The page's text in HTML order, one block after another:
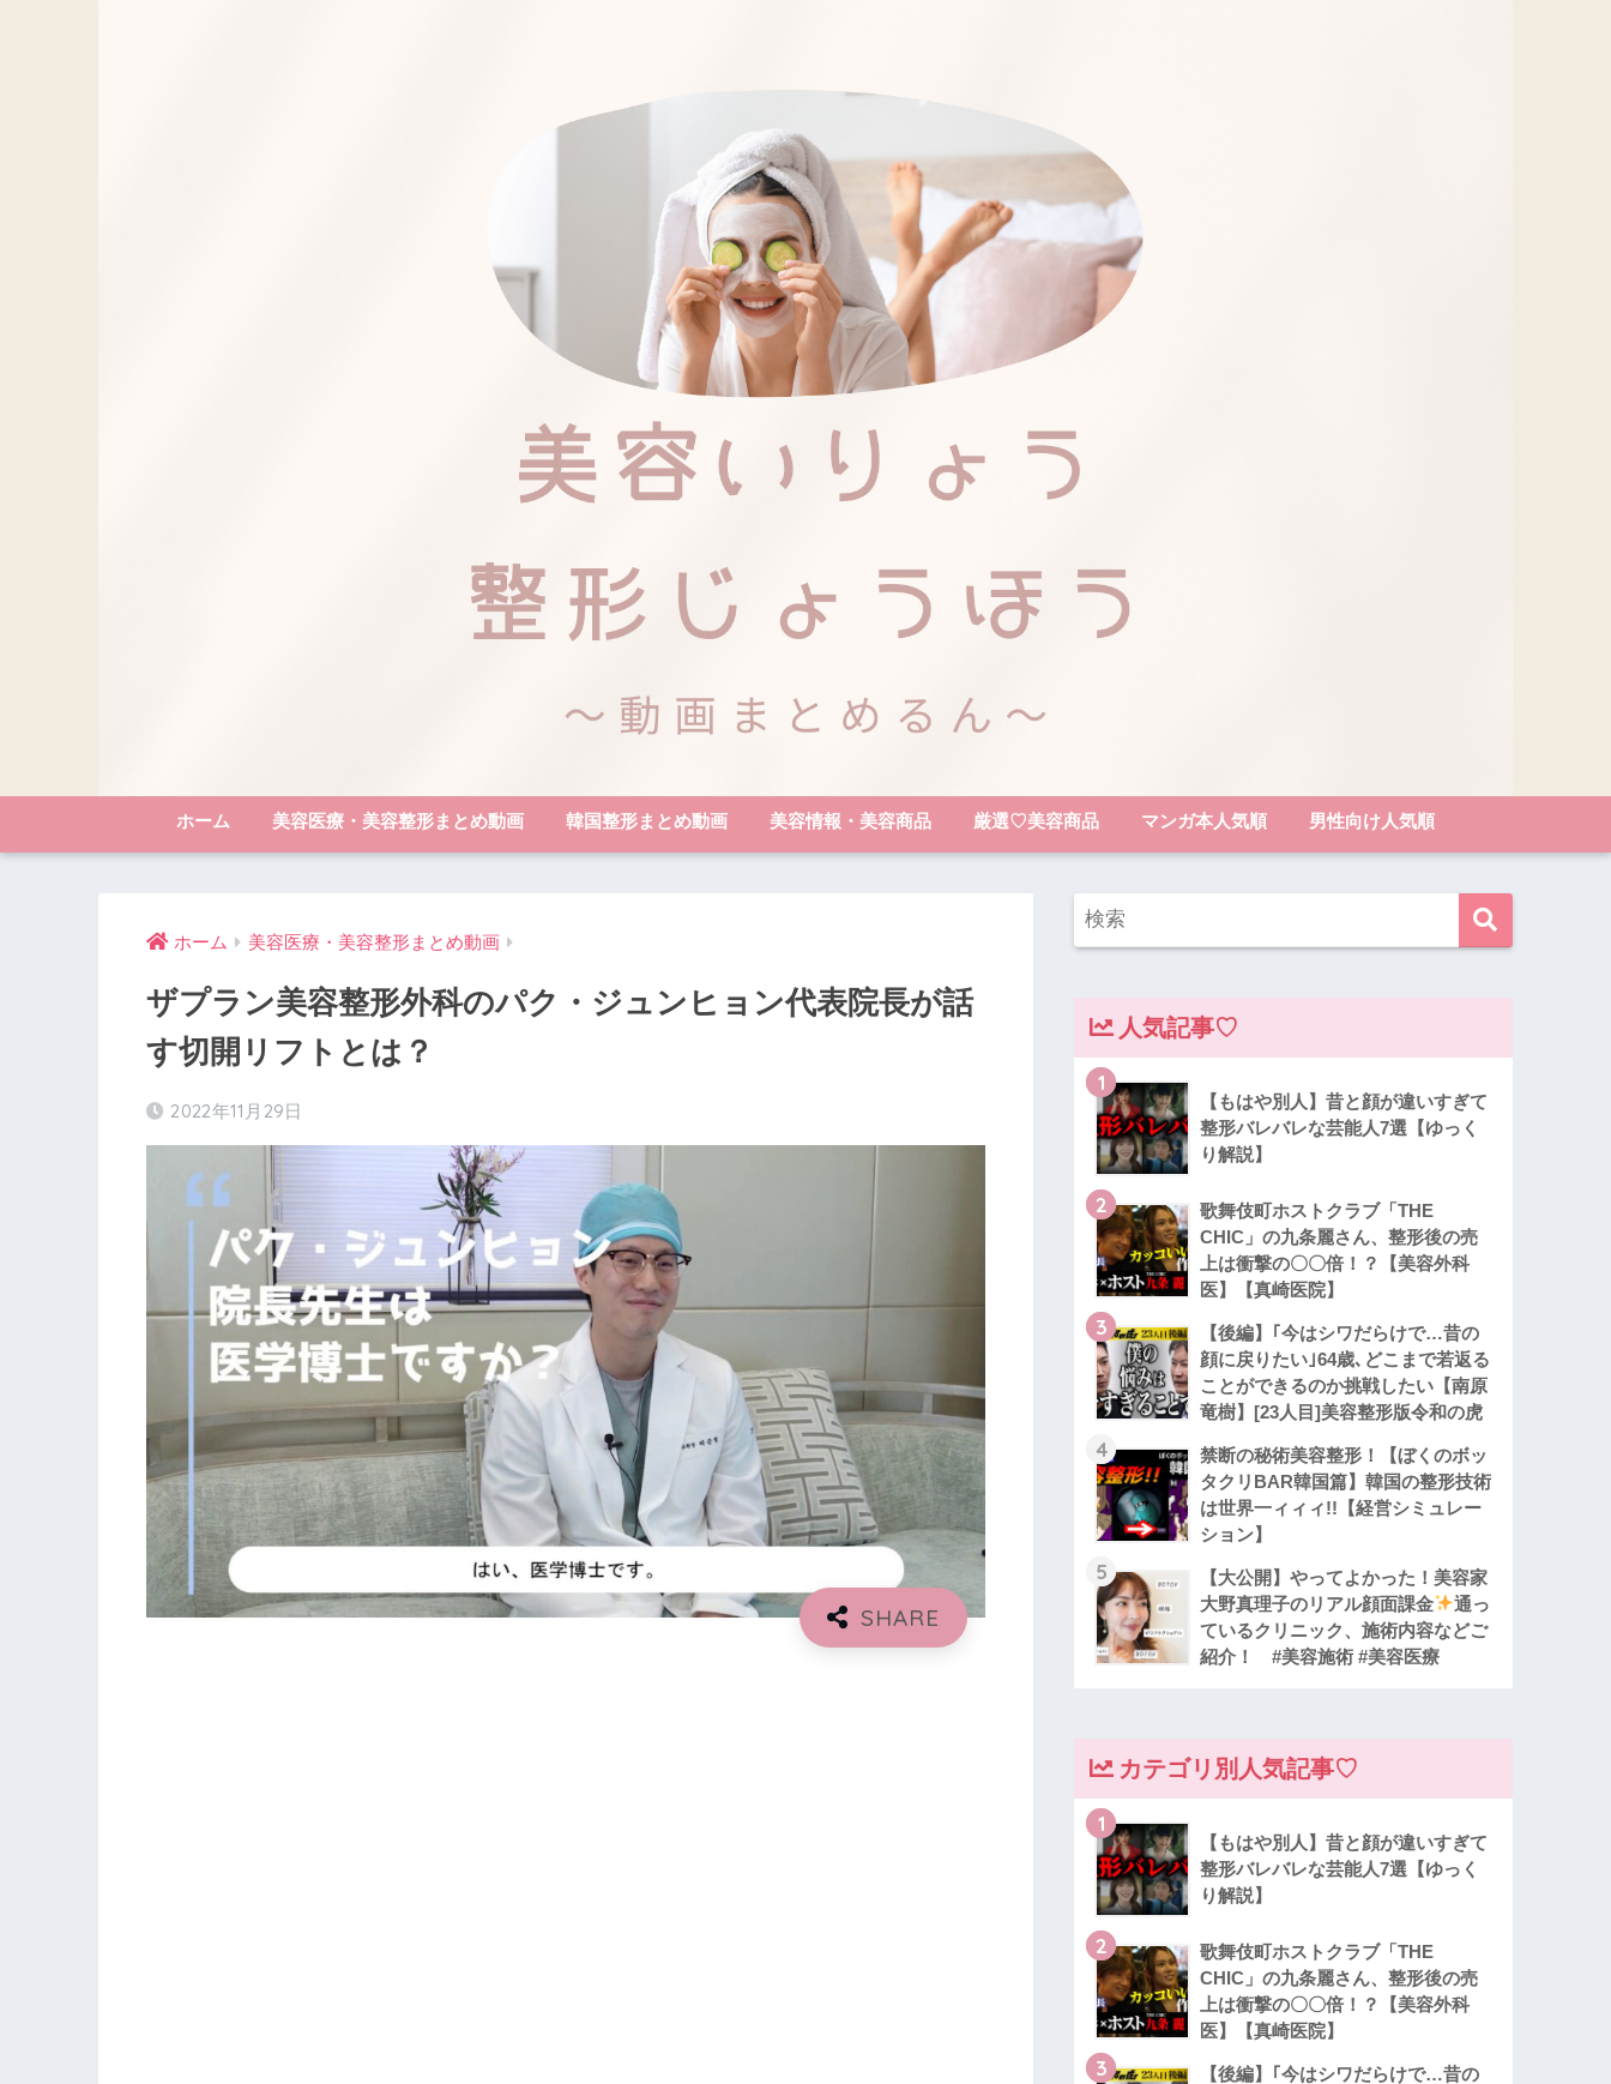
ホーム 美容医療・美容整形まとめ動画 韓国整形まとめ動画 美容情報・美容商品 厳選♡美容商品 マンガ本人気順 男性向け人気順
ホーム 美容医療・美容整形まとめ動画
ザプラン美容整形外科のパク・ジュンヒョン代表院長が話
す切開リフトとは？
2022年11月29日
人気記事♡
1
【もはや別人】昔と顔が違いすぎて
整形バレバレな芸能人7選【ゆっく
り解説】
2
歌舞伎町ホストクラブ「THE
CHIC」の九条麗さん、整形後の売
上は衝撃の〇〇倍！？【美容外科
医】【真崎医院】
3
【後編】｢今はシワだらけで…昔の
顔に戻りたい｣64歳､どこまで若返る
ことができるのか挑戦したい【南原
竜樹】[23人目]美容整形版令和の虎
4
禁断の秘術美容整形！【ぼくのボッ
タクリBAR韓国篇】韓国の整形技術
は世界一ィィィ!!【経営シミュレー
ション】
5
【大公開】やってよかった！美容家
大野真理子のリアル顔面課金
通っ
ているクリニック、施術内容などご
紹介！ #美容施術 #美容医療
カテゴリ別人気記事♡
1
【もはや別人】昔と顔が違いすぎて
整形バレバレな芸能人7選【ゆっく
り解説】
2
歌舞伎町ホストクラブ「THE
CHIC」の九条麗さん、整形後の売
上は衝撃の〇〇倍！？【美容外科
医】【真崎医院】
3
【後編】｢今はシワだらけで…昔の